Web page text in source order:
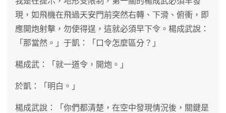
現，如飛機在飛過天安門前突然右轉、下滑、俯衝，即
應開炮射擊，勿使得逞，這就必須早下令。楊成武說：
「那當然。」于凱：「口令怎麼區分？」
楊成武：「就一道令，開炮。」
於凱：「明白。」
楊成武說：「你們都清楚，在空中發現情況後，關鍵是